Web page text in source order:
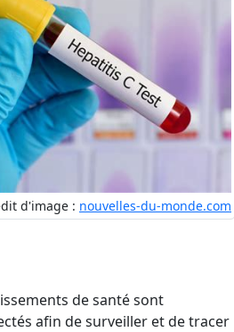
d'image : nouvelles-du-monde.com
de santé sont
afin de surveiller et de tracer